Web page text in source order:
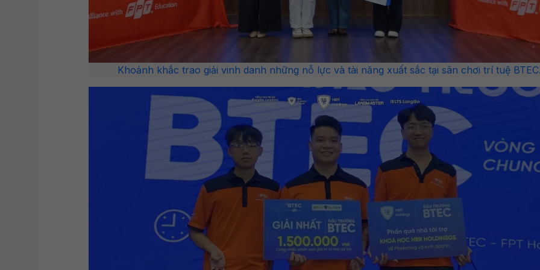
Khoảnh khắc trao giải vinh danh những nỗ lực và tài năng xuất sắc tại sân chơi trí tuệ